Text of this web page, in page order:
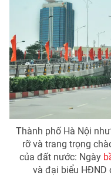
Góc doanh nghiệp
Truyền hình
Phim VTV
Hậu trường
Nhân vật
Khán giả
Giải sao mai
Giải trí
Điện ảnh
Âm nhạc
Đời sống
Du lịch
Chất lượng cuộc sống
Giáo dục
Tuyển sinh
Học trực tuyến
Công nghệ
Hitech Công nghệ
Giao lưu trực tuyến
Thành phố Hà Nội
rỡ và trang trọng
của đất nước: Ngày
và đại biểu HÐND